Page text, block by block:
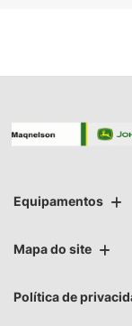
Equipamentos
Mapa do site
Política de